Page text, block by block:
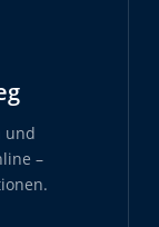
und
–